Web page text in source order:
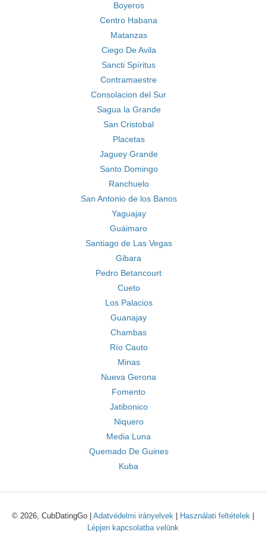
Boyeros
Centro Habana
Matanzas
Ciego De Avila
Sancti Spíritus
Contramaestre
Consolacion del Sur
Sagua la Grande
San Cristobal
Placetas
Jaguey Grande
Santo Domingo
Ranchuelo
San Antonio de los Banos
Yaguajay
Guáimaro
Santiago de Las Vegas
Gibara
Pedro Betancourt
Cueto
Los Palacios
Guanajay
Chambas
Río Cauto
Minas
Nueva Gerona
Fomento
Jatibonico
Niquero
Media Luna
Quemado De Guines
Kuba
© 2026, CubDatingGo | Adatvédelmi irányelvek Használati feltételek
Lépjen kapcsolatba velünk